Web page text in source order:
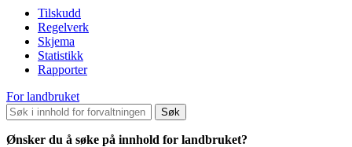
Tilskudd
Regelverk
Skjema
Statistikk
Rapporter
For landbruket
Søk
Ønsker du å søke på innhold for landbruket?